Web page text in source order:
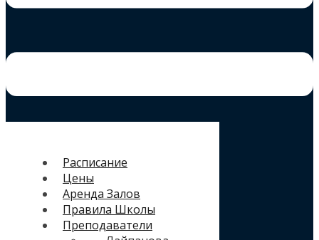
Расписание
Цены
Аренда Залов
Правила Школы
Преподаватели